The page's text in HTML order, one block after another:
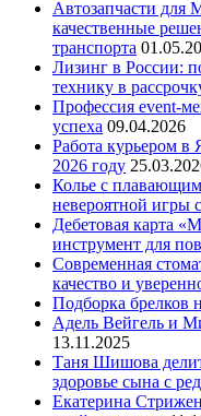
Автозапчасти для
качественные
транспорта
Лизинг в России:
технику в
Профессия event-
успеха 09.04.2026
Работа курьером в
2026 году
Колье с
невероятной игры
Дебетовая карта
инструмент для
Современная
качество и
Подборка брелков
Адель Вейгель и
13.11.2025
Таня Шишова
здоровье сына с
Екатерина